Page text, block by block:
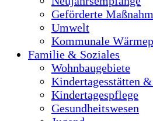
Geförderte
Umwelt
Kommunale
Familie & Soziales
Wohnbaugebiete
Kindertagesstätten
Kindertagespflege
Gesundheitswesen